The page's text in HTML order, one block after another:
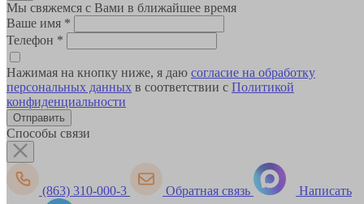
Мы свяжемся с Вами в ближайшее время
Ваше имя *
Телефон *
Нажимая на кнопку ниже, я даю согласие на обработку
персональных данных в соответствии с Политикой
конфиденциальности
Способы связи
(863) 310-000-3 Обратная связь Написать